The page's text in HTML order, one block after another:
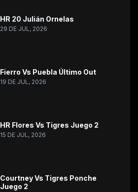
HR 20 Julián Ornelas
29 DE JUL, 2026
Fierro Vs Puebla Último Out
19 DE JUL, 2026
HR Flores Vs Tigres Juego 2
15 DE JUL, 2026
Courtney Vs Tigres Ponche
Juego 2